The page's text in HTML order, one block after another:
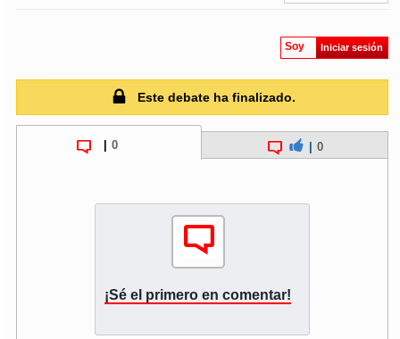
Soy Iniciar sesión
Este debate ha finalizado.
0 0
¡Sé el primero en comentar!